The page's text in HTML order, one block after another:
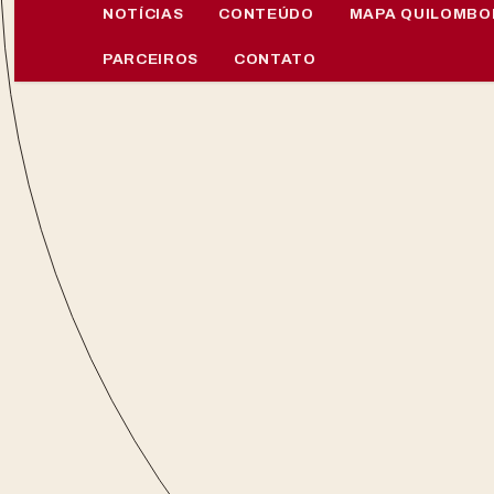
NOTÍCIAS CONTEÚDO MAPA
PARCEIROS CONTATO